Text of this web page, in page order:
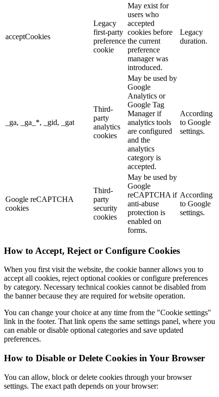
acceptCookies
Legacy
first-party
preference
cookie
May exist for
users who
accepted
cookies before
the current
preference
manager was
introduced.
Legacy
duration.
_ga, _ga_*, _gid, _gat
Third-
party
analytics
cookies
May be used by
Google
Analytics or
Google Tag
Manager if
analytics tools
are configured
and the
analytics
category is
accepted.
According
to Google
settings.
Google reCAPTCHA
cookies
Third-
party
security
cookies
May be used by
Google
reCAPTCHA if
anti-abuse
protection is
enabled on
forms.
According
to Google
settings.
How to Accept, Reject or Configure Cookies
When you first visit the website, the cookie banner allows you to
accept all cookies, reject optional cookies or configure preferences
by category. Necessary technical cookies cannot be disabled from
the banner because they are required for website operation.
You can change your choice at any time from the "Cookie settings"
link in the footer. That link opens the same settings panel, where you
can enable or disable optional categories and save updated
preferences.
How to Disable or Delete Cookies in Your Browser
You can allow, block or delete cookies through your browser
settings. The exact path depends on your browser: